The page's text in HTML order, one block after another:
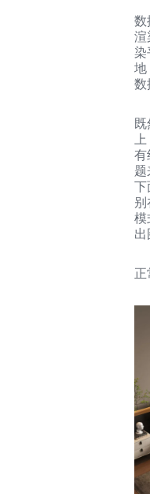
数
渲
染
地
数
有
下
别
模
出
正